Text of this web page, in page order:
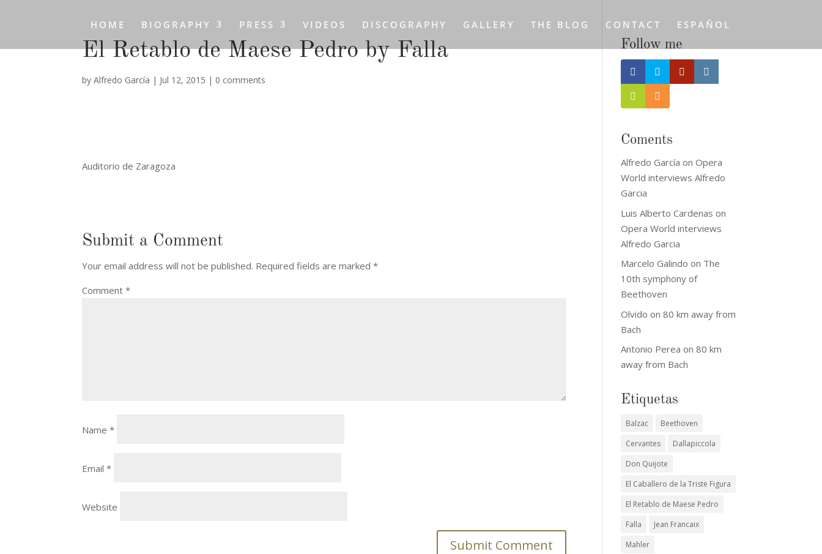
HOME BIOGRAPHY PRESS VIDEOS DISCOGRAPHY GALLERY THE BLOG CONTACT ESPAÑOL
El Retablo de Maese Pedro by Falla
byAlfredo García | Jul 12, 2015 | 0 comments
Auditorio de Zaragoza
Submit a Comment
Your email address will not be published. Required fields are marked*
Comment*
Name*
Email*
Website
Follow me
Coments
Alfredo García onOpera
World interviews Alfredo
Garcia
Luis Alberto Cardenas on
Opera World interviews
Alfredo Garcia
Marcelo Galindo on The
10th symphony of
Beethoven
Olvido on80 km away from
Bach
Antonio Perea on80 km
away from Bach
Etiquetas
Balzac
Beethoven
Cervantes
Dallapiccola
Don Quijote
El Caballero de la Triste Figura
El Retablo de Maese Pedro
Falla
Jean Francaix
Mahler